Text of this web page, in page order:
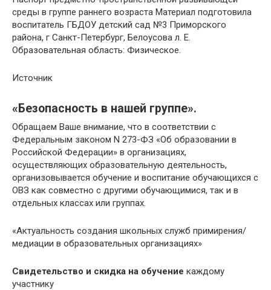
среды в группе раннего возраста Материал подготовила
воспитатель ГБДОУ детский сад №3 Приморского
района, г Санкт-Петербург, Белоусова л. Е.
Образовательная область: Физическое.
Источник
«Безопасность в нашей группе».
Обращаем Ваше внимание, что в соответствии с
Федеральным законом N 273-ФЗ «Об образовании в
Российской Федерации» в организациях,
осуществляющих образовательную деятельность,
организовывается обучение и воспитание обучающихся с
ОВЗ как совместно с другими обучающимися, так и в
отдельных классах или группах.
«Актуальность создания школьных служб примирения/
медиации в образовательных организациях»
Свидетельство и скидка на обучение каждому
участнику